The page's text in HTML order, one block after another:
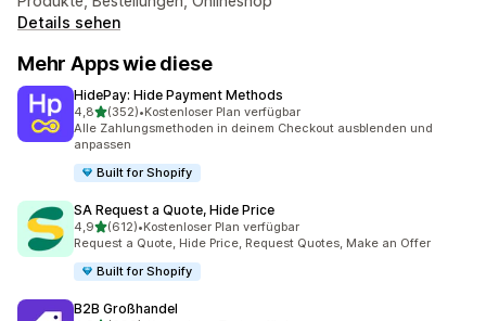
Details sehen
Mehr Apps wie diese
HidePay: Hide Payment Methods
4,8von 5 Sternen
(352)
352 Rezensionen insgesamt
•Kostenloser Plan verfügbar
Alle Zahlungsmethoden in deinem Checkout ausblenden und
anpassen
Built for Shopify
SA Request a Quote, Hide Price
4,9von 5 Sternen
(612)
612 Rezensionen insgesamt
•Kostenloser Plan verfügbar
Request a Quote, Hide Price, Request Quotes, Make an Offer
Built for Shopify
B2B Großhandel